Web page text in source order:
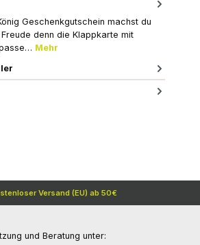
Geschenkgutschein machst du
denn die Klappkarte mit
Mehr
Versand (EU) ab 50€
und Beratung unter: